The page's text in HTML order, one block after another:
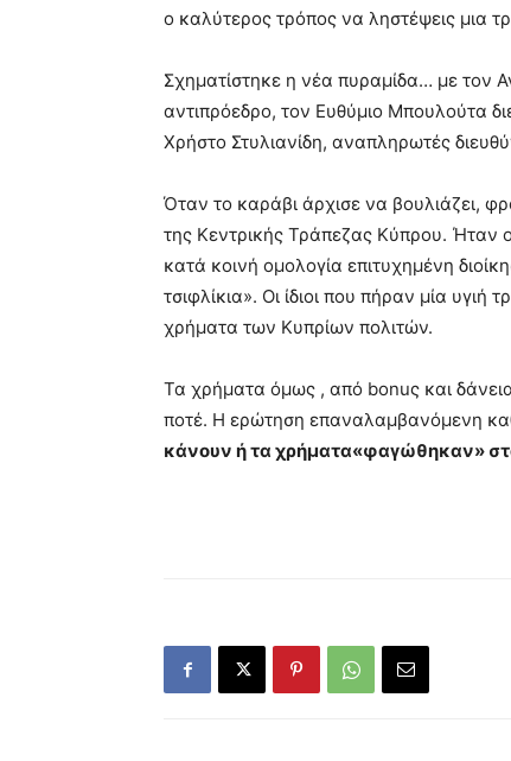
ο καλύτερος τρόπος να ληστέψεις μια
Σχηματίστηκε η νέα πυραμίδα… με τον
αντιπρόεδρο, τον Ευθύμιο Μπουλούτα
Χρήστο Στυλιανίδη, αναπληρωτές
Όταν το καράβι άρχισε να βουλιάζει,
της Κεντρικής Τράπεζας Κύπρου. Ήταν
κατά κοινή ομολογία επιτυχημένη
τσιφλίκια». Οι ίδιοι που πήραν μία
χρήματα των Κυπρίων πολιτών.
Τα χρήματα όμως , από bonuς και
ποτέ. Η ερώτηση επαναλαμβανόμενη
κάνουν ή τα χρήματα«φαγώθηκαν»